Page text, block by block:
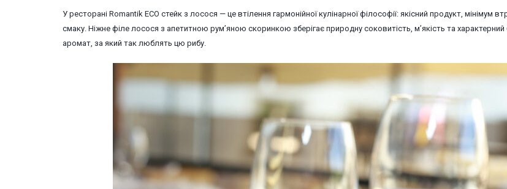
У ресторані Romantik ECO стейк з лосося — це втілення гармонійної кулінарної філософії: якісний продукт, мінімум
смаку. Ніжне філе лосося з апетитною рум’яною скоринкою зберігає природну соковитість, м’якість та
аромат, за який так люблять цю рибу.